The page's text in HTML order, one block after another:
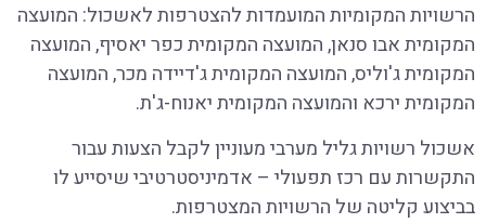
הרשויות המקומיות המועמדות להצטרפות לאשכול: המועצה
המקומית אבו סנאן, המועצה המקומית כפר יאסיף, המועצה
המקומית ג'וליס, המועצה המקומית ג'דיידה מכר, המועצה
המקומית ירכא והמועצה המקומית יאנוח-ג'ת.
אשכול רשויות גליל מערבי מעוניין לקבל הצעות עבור
התקשרות עם רכז תפעולי – אדמיניסטרטיבי שיסייע לו
בביצוע קליטה של הרשויות המצטרפות.